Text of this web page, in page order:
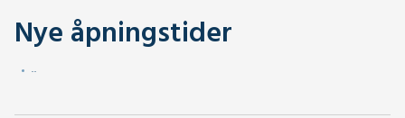
Nye åpningstider
..